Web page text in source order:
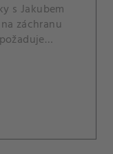
s Jakubem
záchranu